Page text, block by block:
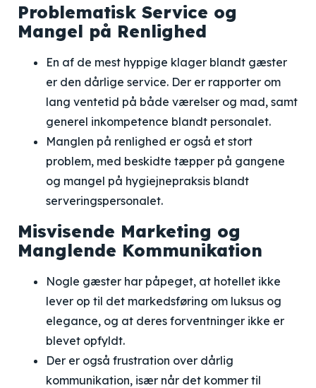
Problematisk Service og
Mangel på Renlighed
En af de mest hyppige klager blandt gæster
er den dårlige service. Der er rapporter om
lang ventetid på både værelser og mad, samt
generel inkompetence blandt personalet.
Manglen på renlighed er også et stort
problem, med beskidte tæpper på gangene
og mangel på hygiejnepraksis blandt
serveringspersonalet.
Misvisende Marketing og
Manglende Kommunikation
Nogle gæster har påpeget, at hotellet ikke
lever op til det markedsføring om luksus og
elegance, og at deres forventninger ikke er
blevet opfyldt.
Der er også frustration over dårlig
kommunikation, især når det kommer til